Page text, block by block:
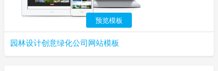
预览模板
园林设计创意绿化公司网站模板